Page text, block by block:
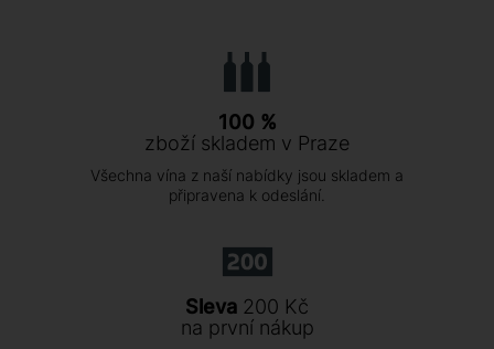
100 %
zboží skladem v Praze
Všechna vína z naší nabídky jsou skladem a
připravena k odeslání.
Sleva 200 Kč
na první nákup